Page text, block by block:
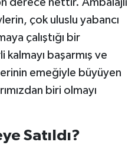
çok uluslu yabancı
çalıştığı bir
başarmış ve
emeğiyle büyüyen
biri olmayı
Satıldı?